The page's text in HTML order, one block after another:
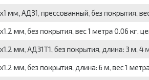
АД31, прессованный, без покрытия,
мм, без покрытия, вес 1 метра 0.06 кг,
мм, АД31Т1, без покрытия, длина: 3 м, 4
мм, без покрытия, длина: 6 м, вес 1